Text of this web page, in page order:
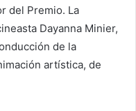
del Premio. La
Dayanna Minier,
de la
artística, de